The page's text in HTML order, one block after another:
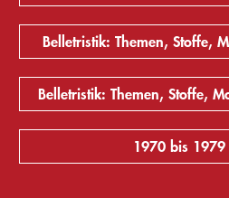
Belletristik: Themen, Stoffe,
Belletristik: Themen, Stoffe,
1970 bis 1979